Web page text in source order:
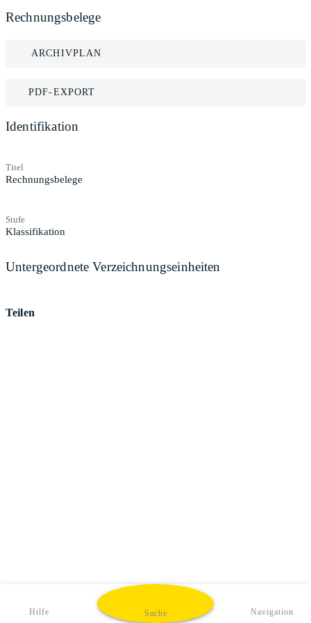
Rechnungsbelege
ARCHIVPLAN
PDF-EXPORT
Identifikation
Titel
Rechnungsbelege
Stufe
Klassifikation
Untergeordnete Verzeichnungseinheiten
Teilen
Hilfe Suche Navigation